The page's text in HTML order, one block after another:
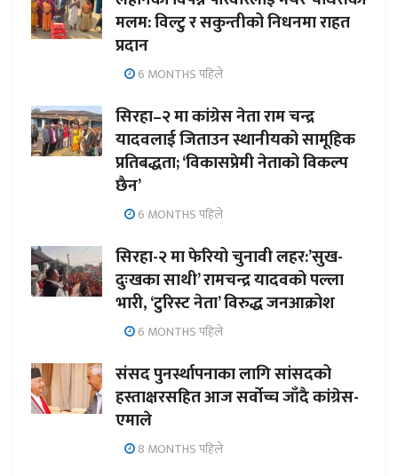
मलम: विल्टु र सकुन्तीको निधनमा राहत
प्रदान
6 MONTHS पहिले
सिरहा–२ मा कांग्रेस नेता राम चन्द्र
यादवलाई जिताउन स्थानीयको सामूहिक
प्रतिबद्धता; ‘विकासप्रेमी नेताको विकल्प
छैन’
6 MONTHS पहिले
सिरहा-२ मा फेरियो चुनावी लहर:’सुख-
दुःखका साथी’ रामचन्द्र यादवको पल्ला
भारी, ‘टुरिस्ट नेता’ विरुद्ध जनआक्रोश
6 MONTHS पहिले
संसद पुनर्स्थापनाका लागि सांसदको
हस्ताक्षरसहित आज सर्वोच्च जाँदै कांग्रेस-
एमाले
8 MONTHS पहिले